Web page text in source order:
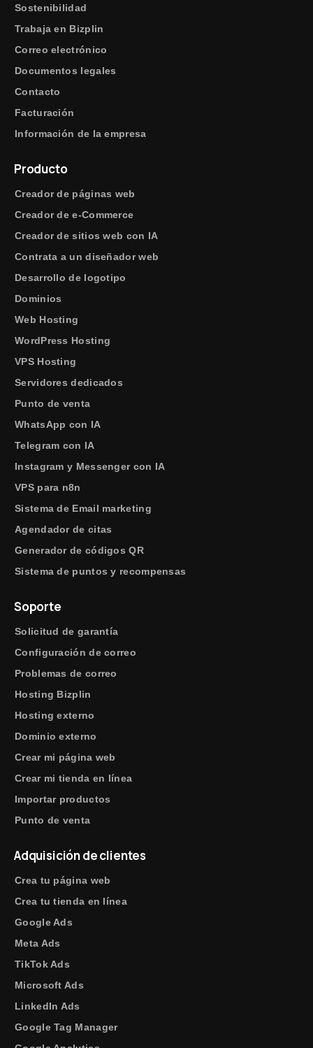
Sostenibilidad
Trabaja en Bizplin
Correo electrónico
Documentos legales
Contacto
Facturación
Información de la empresa
Producto
Creador de páginas web
Creador de e-Commerce
Creador de sitios web con IA
Contrata a un diseñador web
Desarrollo de logotipo
Dominios
Web Hosting
WordPress Hosting
VPS Hosting
Servidores dedicados
Punto de venta
WhatsApp con IA
Telegram con IA
Instagram y Messenger con IA
VPS para n8n
Sistema de Email marketing
Agendador de citas
Generador de códigos QR
Sistema de puntos y recompensas
Soporte
Solicitud de garantía
Configuración de correo
Problemas de correo
Hosting Bizplin
Hosting externo
Dominio externo
Crear mi página web
Crear mi tienda en línea
Importar productos
Punto de venta
Adquisición de clientes
Crea tu página web
Crea tu tienda en línea
Google Ads
Meta Ads
TikTok Ads
Microsoft Ads
LinkedIn Ads
Google Tag Manager